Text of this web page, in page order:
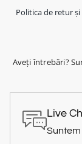
Politica de retur
Aveți întrebări?
Live
Suntem